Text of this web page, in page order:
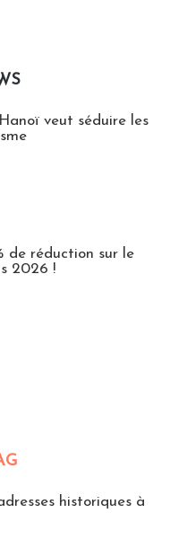
veut séduire les
de réduction sur le
2026 !
historiques à